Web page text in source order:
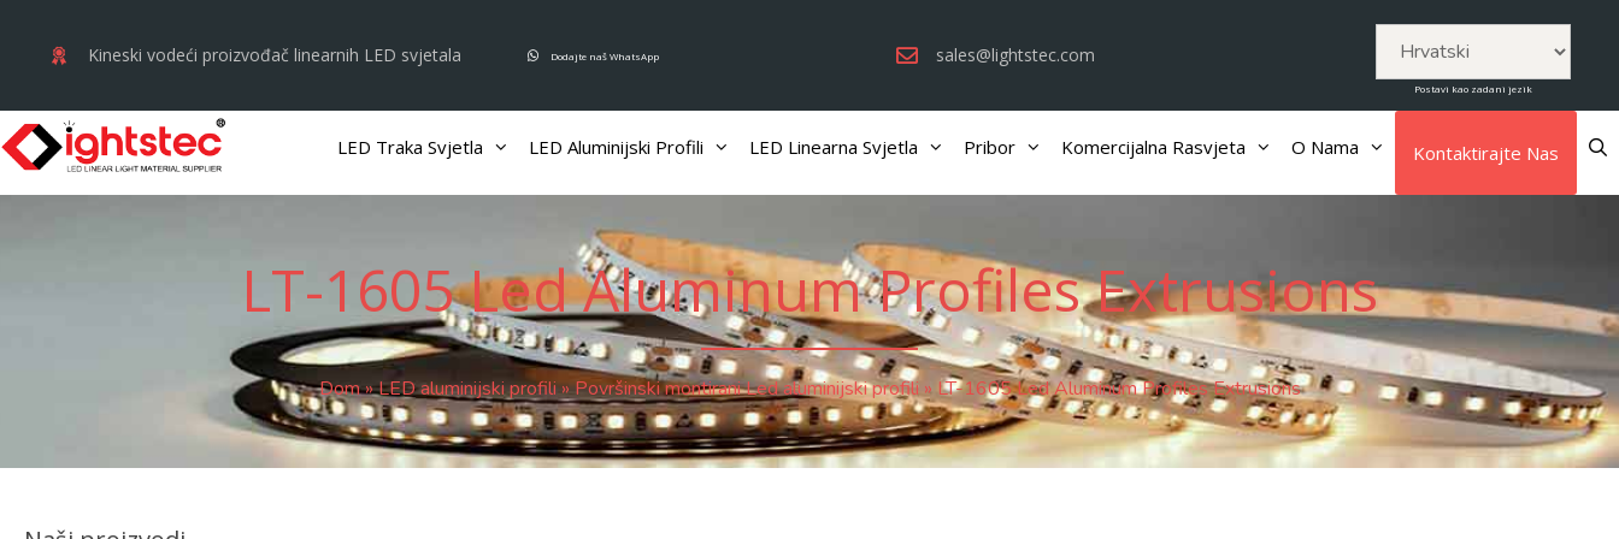
Kineski vodeći proizvođač linearnih LED svjetala Dodajte naš WhatsApp sales@lightstec.com
Postavi kao zadani jezik
LED Traka Svjetla LED Aluminijski Profili LED Linearna Svjetla Pribor Komercijalna Rasvjeta O Nama Kontaktirajte Nas
LT-1605 Led Aluminum Profiles Extrusions
Dom»LED aluminijski profili»Površinski montirani Led aluminijski profili» LT-1605 Led Aluminum Profiles Extrusions